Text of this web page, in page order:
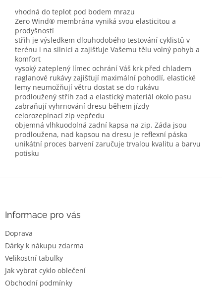
vhodná do teplot pod bodem mrazu
Zero Wind® membrána vyniká svou elasticitou a
prodyšností
střih je výsledkem dlouhodobého testování cyklistů v
terénu i na silnici a zajišťuje Vašemu tělu volný pohyb a
komfort
vysoký zateplený límec ochrání Váš krk před chladem
raglanové rukávy zajišťují maximální pohodlí, elastické
lemy neumožňují větru dostat se do rukávu
prodloužený střih zad a elastický materiál okolo pasu
zabraňují vyhrnování dresu během jízdy
celorozepínací zip vepředu
objemná vlhkuodolná zadní kapsa na zip. Záda jsou
prodloužena, nad kapsou na dresu je reflexní páska
unikátní proces barvení zaručuje trvalou kvalitu a barvu
potisku
Informace pro vás
Doprava
Dárky k nákupu zdarma
Velikostní tabulky
Jak vybrat cyklo oblečení
Obchodní podmínky